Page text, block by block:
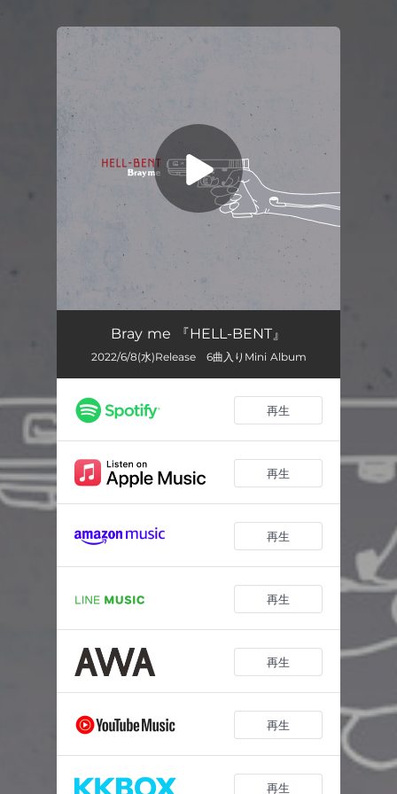
You're all set!
マーリーBray me 『HELL-BENT』
2022/6/8(水)Release 6曲入りMini Album
再生
再生
再生
再生
再生
再生
再生